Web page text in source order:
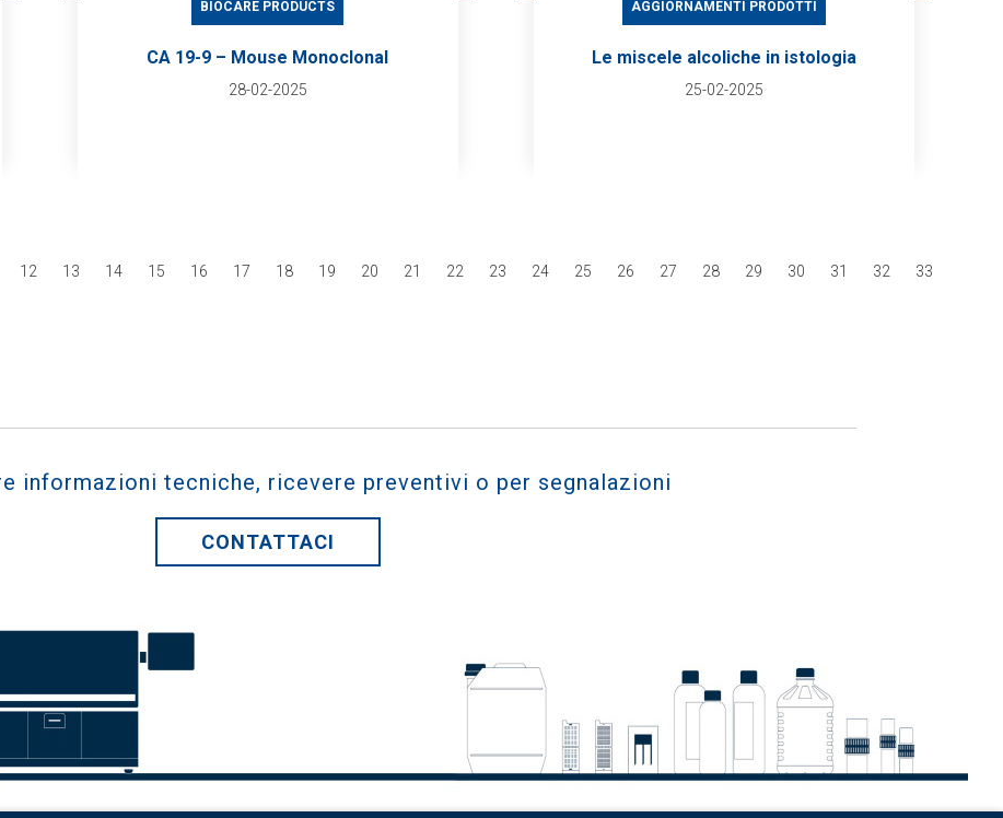
BIOCARE PRODUCTS
CA 19-9 – Mouse Monoclonal
28-02-2025
AGGIORNAMENTI PRODOTTI
Le miscele alcoliche in istologia
25-02-2025
12 13 14 15 16 17 18 19 20 21 22 23 24 25 26 27 28 29 30 31 32
33
informazioni tecniche, ricevere preventivi o per segnalazioni
CONTATTACI